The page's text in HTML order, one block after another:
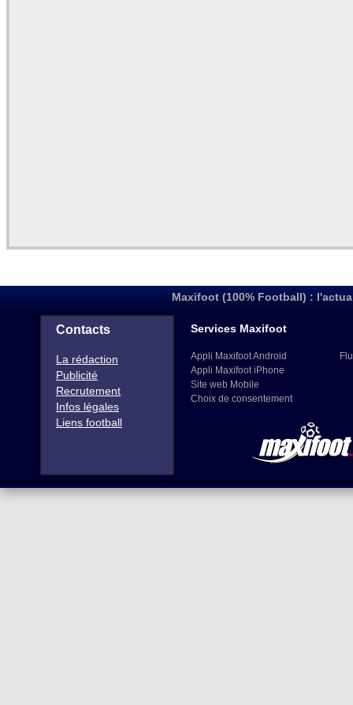
Maxifoot (100% Football) :
Contacts
La rédaction
Publicité
Recrutement
Infos légales
Liens football
Services Maxifoot
Appli Maxifoot Android
Appli Maxifoot iPhone
Site web Mobile
Choix de consentement